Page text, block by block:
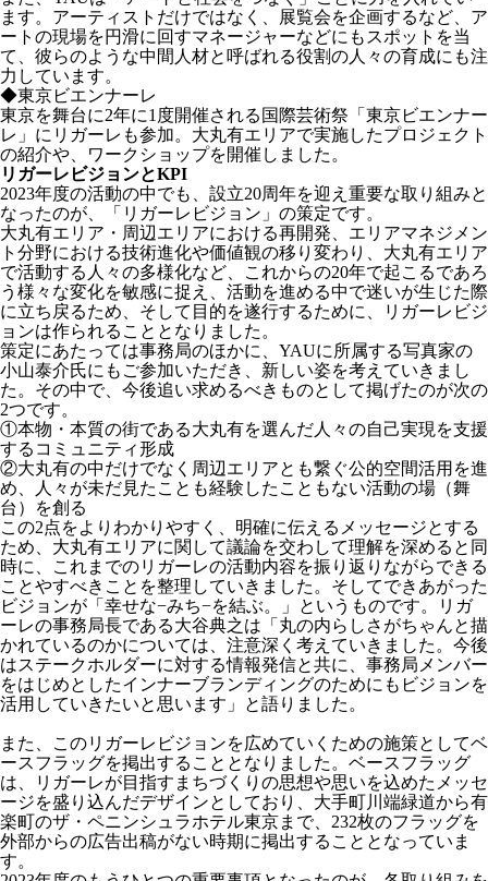
ます。アーティストだけではなく、展覧会を企画するなど、ア
ートの現場を円滑に回すマネージャーなどにもスポットを当
て、彼らのような中間人材と呼ばれる役割の人々の育成にも注
力しています。
◆東京ビエンナーレ
東京を舞台に2年に1度開催される国際芸術祭「東京ビエンナー
レ」にリガーレも参加。大丸有エリアで実施したプロジェクト
の紹介や、ワークショップを開催しました。
リガーレビジョンとKPI
2023年度の活動の中でも、設立20周年を迎え重要な取り組みと
なったのが、「リガーレビジョン」の策定です。
大丸有エリア・周辺エリアにおける再開発、エリアマネジメン
ト分野における技術進化や価値観の移り変わり、大丸有エリア
で活動する人々の多様化など、これからの20年で起こるであろ
う様々な変化を敏感に捉え、活動を進める中で迷いが生じた際
に立ち戻るため、そして目的を遂行するために、リガーレビジ
ョンは作られることとなりました。
策定にあたっては事務局のほかに、YAUに所属する写真家の
小山泰介氏にもご参加いただき、新しい姿を考えていきまし
た。その中で、今後追い求めるべきものとして掲げたのが次の
2つです。
①本物・本質の街である大丸有を選んだ人々の自己実現を支援
するコミュニティ形成
②大丸有の中だけでなく周辺エリアとも繋ぐ公的空間活用を進
め、人々が未だ見たことも経験したこともない活動の場（舞
台）を創る
この2点をよりわかりやすく、明確に伝えるメッセージとする
ため、大丸有エリアに関して議論を交わして理解を深めると同
時に、これまでのリガーレの活動内容を振り返りながらできる
ことやすべきことを整理していきました。そしてできあがった
ビジョンが「幸せな−みち−を結ぶ。」というものです。リガ
ーレの事務局長である大谷典之は「丸の内らしさがちゃんと描
かれているのかについては、注意深く考えていきました。今後
はステークホルダーに対する情報発信と共に、事務局メンバー
をはじめとしたインナーブランディングのためにもビジョンを
活用していきたいと思います」と語りました。
また、このリガーレビジョンを広めていくための施策としてベ
ースフラッグを掲出することとなりました。ベースフラッグ
は、リガーレが目指すまちづくりの思想や思いを込めたメッセ
ージを盛り込んだデザインとしており、大手町川端緑道から有
楽町のザ・ペニンシュラホテル東京まで、232枚のフラッグを
外部からの広告出稿がない時期に掲出することとなっていま
す。